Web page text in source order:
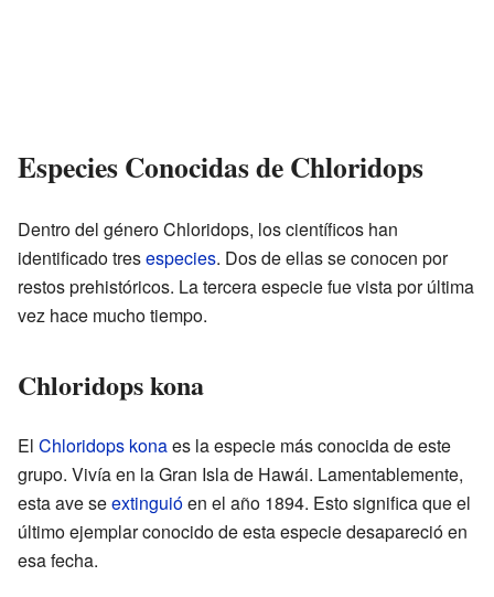
Especies Conocidas de Chloridops
Dentro del género Chloridops, los científicos han
identificado tresespecies. Dos de ellas se conocen por
restos prehistóricos. La tercera especie fue vista por última
vez hace mucho tiempo.
Chloridops kona
El Chloridops konaes la especie más conocida de este
grupo. Vivía en la Gran Isla de Hawái. Lamentablemente,
esta ave seextinguióen el año 1894. Esto significa que el
último ejemplar conocido de esta especie desapareció en
esa fecha.